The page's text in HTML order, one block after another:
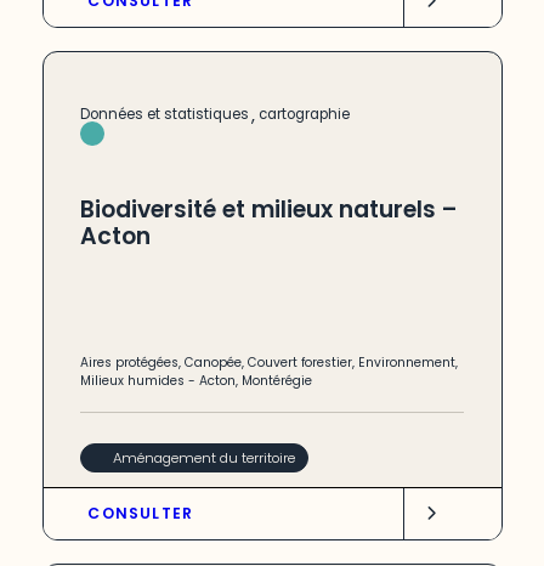
Données et statistiques, cartographie
Biodiversité et milieux naturels –
Acton
Aires protégées,Canopée,Couvert forestier, Environnement,
Milieux humides -Acton, Montérégie
Aménagement du territoire
CONSULTER